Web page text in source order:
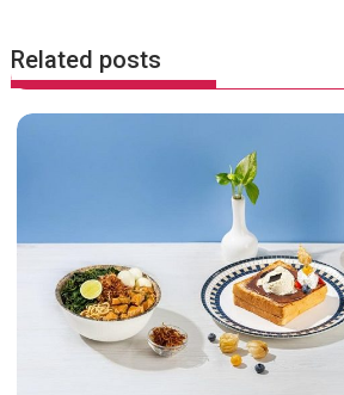
n
a
v
t
Related posts